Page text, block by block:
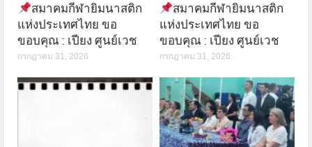
สมาคมกีฬายิมนาสติก
แห่งประเทศไทย ขอ
ขอบคุณ : เปียง ศูนย์เวช
กรกฎาคม 31, 2026
สมาคมกีฬายิมนาสติก
แห่งประเทศไทย ขอ
ขอบคุณ : เปียง ศูนย์เวช
กรกฎาคม 31, 2026